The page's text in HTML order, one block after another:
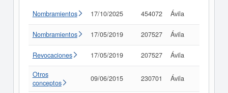
Nombramientos 17/10/2025 454072 Ávila
Nombramientos 17/05/2019 207527 Ávila
Revocaciones 17/05/2019 207527 Ávila
Otros
conceptos
09/06/2015 230701 Ávila